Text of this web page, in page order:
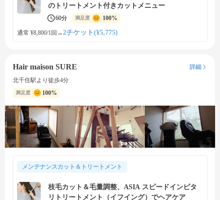
のトリートメント付きカットメニュー
60分 満足度 100%
通常 ¥8,800/1回 →2チケット(¥5,775)
Hair maison SURE
詳細
北千住駅より徒歩4分
満足度 100%
メンテナンスカット＆トリートメント
枝毛カット＆毛量調整、ASIA スピードインピタ
リトリートメント（イフイング）でヘアケア